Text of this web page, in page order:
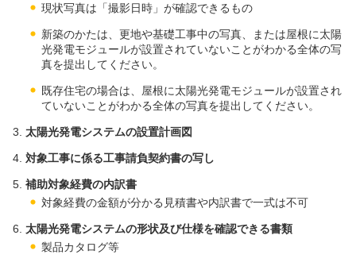
現状写真は「撮影日時」が確認できるもの
新築のかたは、更地や基礎工事中の写真、または屋根に太陽
光発電モジュールが設置されていないことがわかる全体の写
真を提出してください。
既存住宅の場合は、屋根に太陽光発電モジュールが設置され
ていないことがわかる全体の写真を提出してください。
太陽光発電システムの設置計画図
対象工事に係る工事請負契約書の写し
補助対象経費の内訳書
対象経費の金額が分かる見積書や内訳書で一式は不可
太陽光発電システムの形状及び仕様を確認できる書類
製品カタログ等